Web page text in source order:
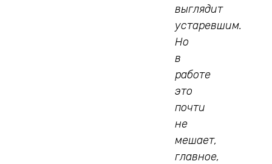
выглядит
устаревшим.
Но
в
работе
это
почти
не
мешает,
главное,